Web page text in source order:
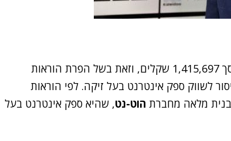
קנס כספי בסך 1,415,697 שקלים, וזאת בשל הפרת הוראות
לשווק ספק אינטרנט בעל זיקה. לפי הוראות
מלאה מחברת הוט-נט, שהיא ספק אינטרנט בעל